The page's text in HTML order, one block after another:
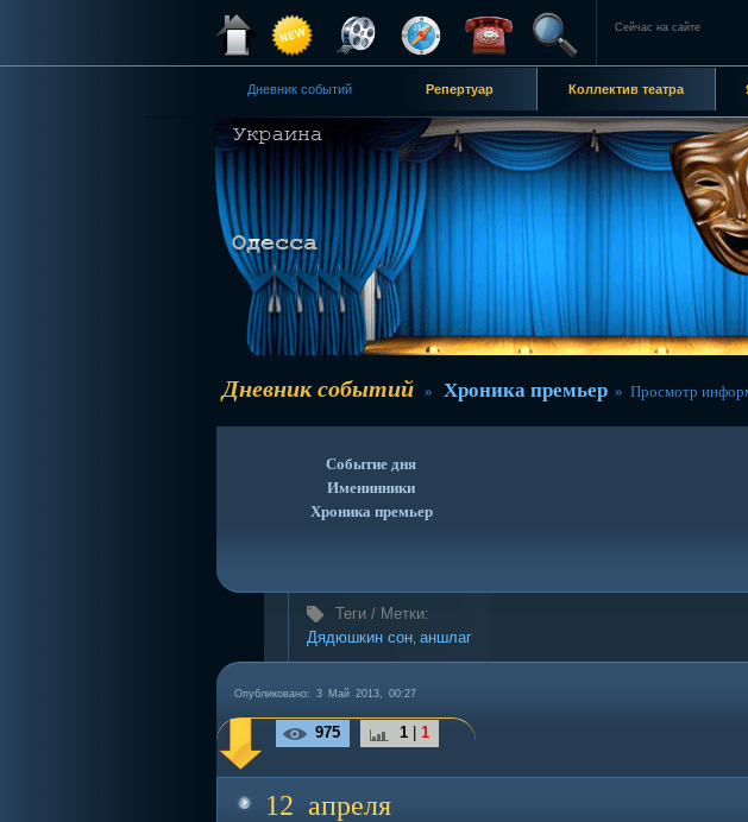
Сейчас на сайте
Дневник событий Репертуар Коллектив театра
Дневник событий » Хроника премьер » Просмотр
Событие дня
Именинники
Хроника премьер
Теги / Метки:
Дядюшкин сон аншлаг
Опубликовано: 3 Май 2013, 00:27
975 1 1
12 апреля